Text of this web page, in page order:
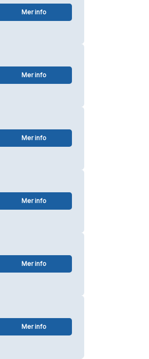
Mer info
Mer info
Mer info
Mer info
Mer info
Mer info